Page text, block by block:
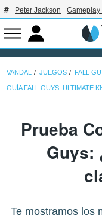
Peter Jackson Gameplay
VANDAL JUEGOS FALL
GUÍA FALL GUYS: ULTIMATE
Prueba
Guys:
Te mostramos los